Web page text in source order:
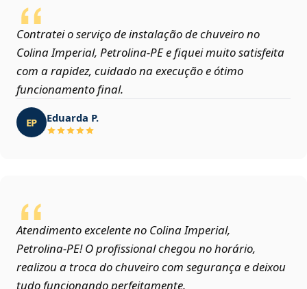
Contratei o serviço de instalação de chuveiro no
Colina Imperial, Petrolina‑PE e fiquei muito satisfeita
com a rapidez, cuidado na execução e ótimo
funcionamento final.
EP Eduarda P.
Atendimento excelente no Colina Imperial,
Petrolina‑PE! O profissional chegou no horário,
realizou a troca do chuveiro com segurança e deixou
tudo funcionando perfeitamente.